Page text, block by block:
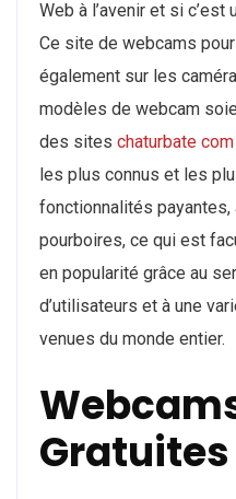
Web à l’avenir et si
Ce site de webcams
également sur les
modèles de webcam
des sites chaturbate
les plus connus et les
fonctionnalités payantes,
pourboires, ce qui est
en popularité grâce au
d’utilisateurs et à une
venues du monde entier.
Gratuites